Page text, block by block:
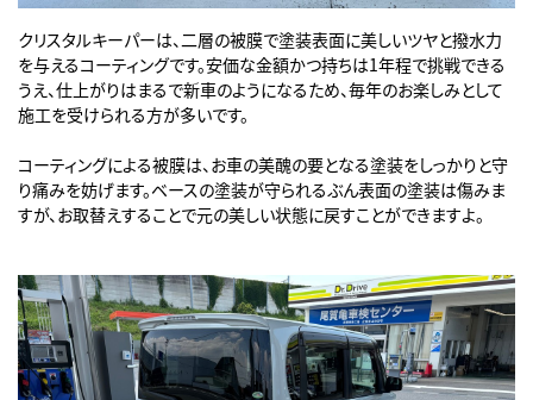
クリスタルキーパーは、二層の被膜で塗装表面に美しいツヤと撥水力
を与えるコーティングです。安価な金額かつ持ちは1年程で挑戦できる
うえ、仕上がりはまるで新車のようになるため、毎年のお楽しみとして
施工を受けられる方が多いです。
コーティングによる被膜は、お車の美醜の要となる塗装をしっかりと守
り痛みを妨げます。ベースの塗装が守られるぶん表面の塗装は傷みま
すが、お取替えすることで元の美しい状態に戻すことができますよ。